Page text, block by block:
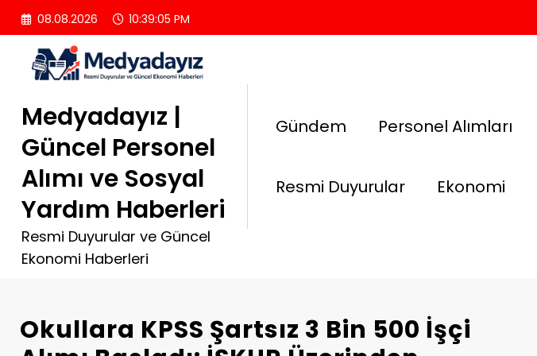
İçeriğe
atla
08.08.2026 10:39:06 PM
Medyadayız |
Güncel Personel
Alımı ve Sosyal
Yardım Haberleri
Resmi Duyurular ve Güncel
Ekonomi Haberleri
Gündem Personel Alımları
Resmi Duyurular Ekonomi
Okullara KPSS Şartsız 3 Bin 500 İşçi